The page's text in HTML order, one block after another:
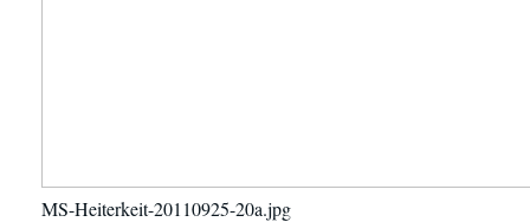
MS-Heiterkeit-20110925-20a.jpg